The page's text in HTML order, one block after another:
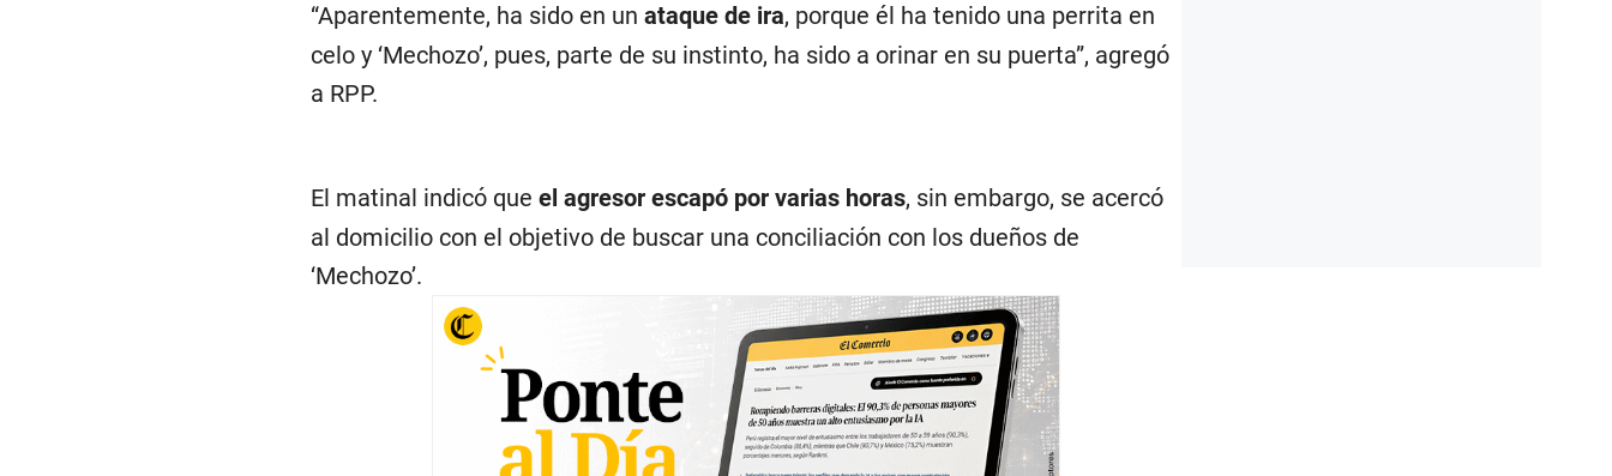
“Aparentemente, ha sido en un ataque de ira, porque él ha tenido una perrita en
celo y ‘Mechozo’, pues, parte de su instinto, ha sido a orinar en su puerta”, agregó
a RPP.
El matinal indicó que el agresor escapó por varias horas, sin embargo, se acercó
al domicilio con el objetivo de buscar una conciliación con los dueños de
‘Mechozo’.